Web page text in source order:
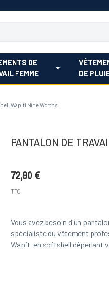
DE
FEMME
DE
Wapiti Nine Worths
PANTALON DE
72,90 €
TTC
Vous avez besoin d'un
spécialiste du vêtement
Wapiti en softshell déperlant